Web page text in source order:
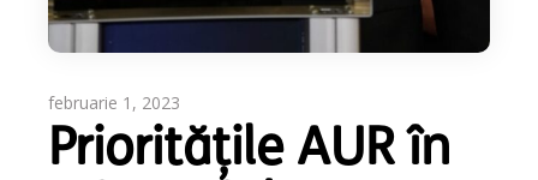
februarie 1, 2023
Prioritățile AUR în